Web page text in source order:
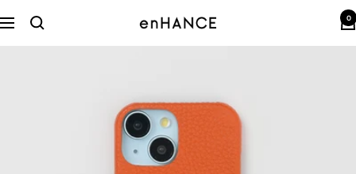
ン
ナ
enHANCE 0